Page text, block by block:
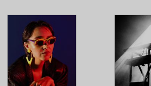
CASA DA
CRIATIVIDADE
MAIS INFO
COMPRAR
CASA DA